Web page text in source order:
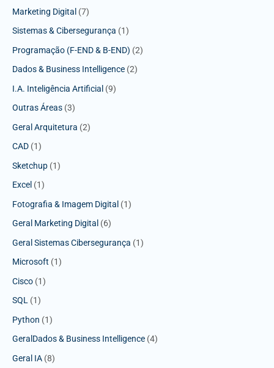
Marketing Digital (7)
Sistemas & Cibersegurança (1)
Programação (F-END & B-END) (2)
Dados & Business Intelligence (2)
I.A. Inteligência Artificial (9)
Outras Áreas (3)
Geral Arquitetura (2)
CAD (1)
Sketchup (1)
Excel (1)
Fotografia & Imagem Digital (1)
Geral Marketing Digital (6)
Geral Sistemas Cibersegurança (1)
Microsoft (1)
Cisco (1)
SQL (1)
Python (1)
GeralDados & Business Intelligence (4)
Geral IA (8)